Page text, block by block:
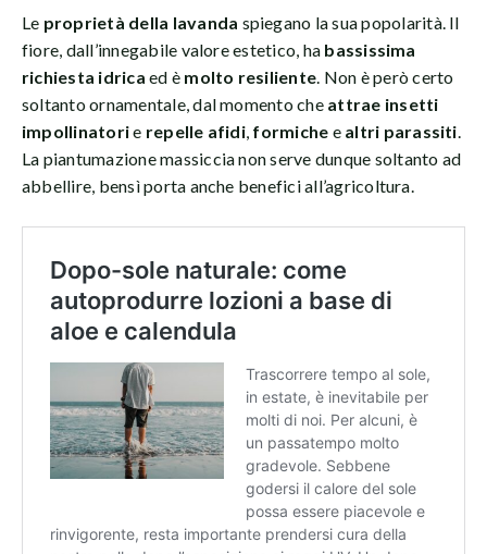
Le proprietà della lavanda spiegano la sua popolarità. Il
fiore, dall’innegabile valore estetico, ha bassissima
richiesta idrica ed è molto resiliente . Non è però certo
soltanto ornamentale, dal momento che attrae insetti
impollinatorie repelle afidi, formiche e altri parassiti
La piantumazione massiccia non serve dunque soltanto ad
abbellire, bensì porta anche benefici all’agricoltura.